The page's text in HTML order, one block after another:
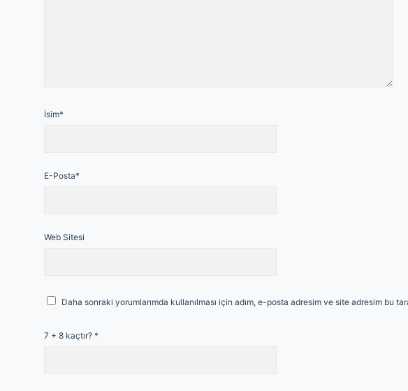
İsim*
E-Posta*
Web Sitesi
Daha sonraki yorumlarımda kullanılması için adım, e-posta adresim ve site adresim bu
7 + 8 kaçtır? *